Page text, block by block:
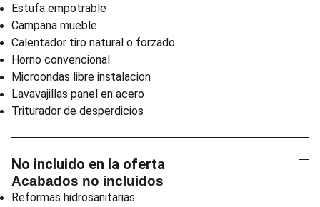
Estufa empotrable
Campana mueble
Calentador tiro natural o forzado
Horno convencional
Microondas libre instalacion
Lavavajillas panel en acero
Triturador de desperdicios
No incluido en la oferta
Acabados no incluidos
Reformas hidrosanitarias